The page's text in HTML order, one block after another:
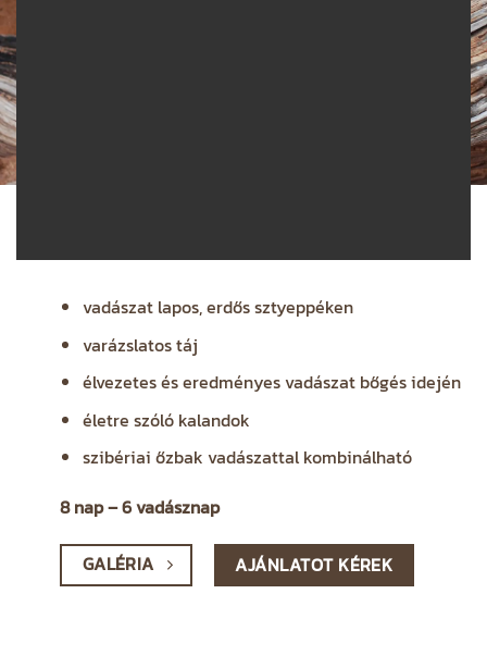
vadászat lapos, erdős sztyeppéken
varázslatos táj
élvezetes és eredményes vadászat bőgés idején
életre szóló kalandok
szibériai őzbak vadászattal kombinálható
8 nap – 6 vadásznap
GALÉRIA AJÁNLATOT KÉREK